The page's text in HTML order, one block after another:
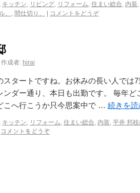
, キッチン, リビング, リフォーム, 住まい総合, 内装,
、 , 間仕切り、 コメントをどうぞ
作成者: hirai
スタートですね。お休みの長い人では
ンダー通り、本日も出勤です。 毎年
こへ行こうか只今思案中で … 続きを読
, キッチン, リフォーム, 住まい総合, 内装, 平井 邦
コメントをどうぞ